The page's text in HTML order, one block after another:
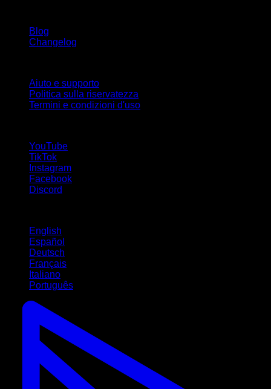
Blog
Changelog
Aiuto e supporto
Politica sulla riservatezza
Termini e condizioni d'uso
YouTube
TikTok
Instagram
Facebook
Discord
English
Español
Deutsch
Français
Italiano
Português